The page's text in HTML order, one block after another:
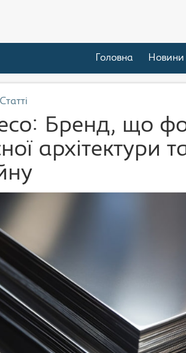
Головна Новини
Статті
Бренд, що
архітектури